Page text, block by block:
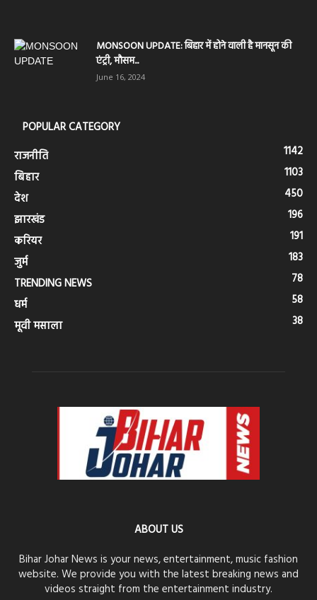
MONSOON UPDATE: बिहार में होने वाली है मानसून की
एंट्री, मौसम...
June 16, 2024
POPULAR CATEGORY
राजनीति
1142
बिहार
1103
देश
450
झारखंड
196
करियर
191
जुर्म
183
TRENDING NEWS
78
धर्म
58
मूवी मसाला
38
ABOUT US
Bihar Johar News is your news, entertainment, music fashion
website. We provide you with the latest breaking news and
videos straight from the entertainment industry.